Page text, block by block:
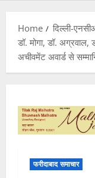
Home दिल्ली-
डॉ. मोगा, डॉ. अग्रवाल,
अचीवमेंट अवार्ड से
फरीदाबाद समाचार